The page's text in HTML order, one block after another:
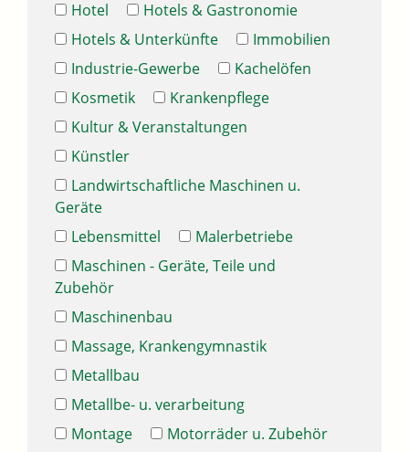
Hotel
Hotels & Gastronomie
Hotels & Unterkünfte
Immobilien
Industrie-Gewerbe
Kachelöfen
Kosmetik
Krankenpflege
Kultur & Veranstaltungen
Künstler
Landwirtschaftliche Maschinen u.
Geräte
Lebensmittel
Malerbetriebe
Maschinen - Geräte, Teile und
Zubehör
Maschinenbau
Massage, Krankengymnastik
Metallbau
Metallbe- u. verarbeitung
Montage
Motorräder u. Zubehör